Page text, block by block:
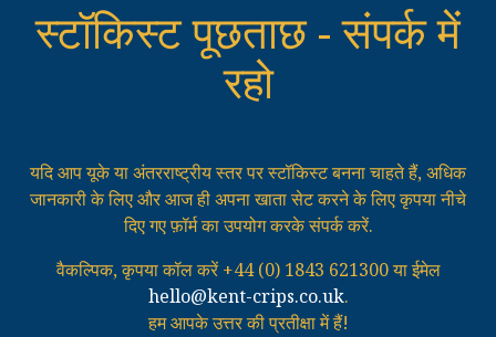
स्टॉकिस्ट पूछताछ - संपर्क में
रहो
यदि आप यूके या अंतरराष्ट्रीय स्तर पर स्टॉकिस्ट बनना चाहते हैं, अधिक
जानकारी के लिए और आज ही अपना खाता सेट करने के लिए कृपया नीचे
दिए गए फ़ॉर्म का उपयोग करके संपर्क करें.
वैकल्पिक, कृपया कॉल करें +44 (0) 1843 621300 या ईमेल
hello@kent-crips.co.uk.
हम आपके उत्तर की प्रतीक्षा में हैं!